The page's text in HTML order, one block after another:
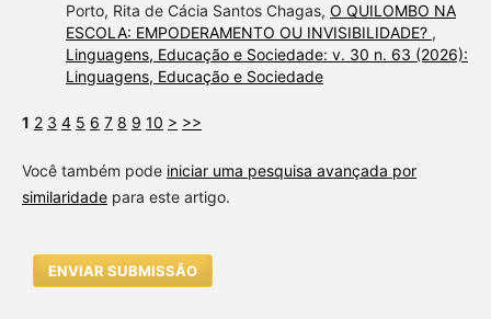
Porto, Rita de Cácia Santos Chagas, O QUILOMBO NA
ESCOLA: EMPODERAMENTO OU INVISIBILIDADE? ,
Linguagens, Educação e Sociedade: v. 30 n. 63 (2026):
Linguagens, Educação e Sociedade
1 2 3 4 5 6 7 8 9 10 > >>
Você também pode iniciar uma pesquisa avançada por
similaridadepara este artigo.
ENVIAR SUBMISSÃO